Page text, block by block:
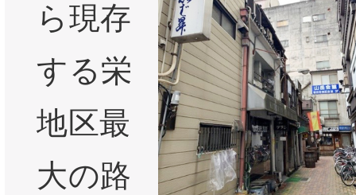
ら現存
する栄
地区最
大の路